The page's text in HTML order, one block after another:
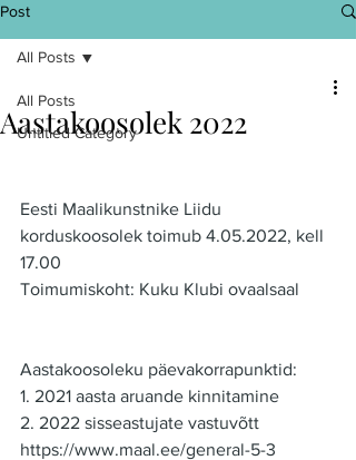
Post
All Posts
Untitled Category
All Posts
Aastakoosolek 2022
Eesti Maalikunstnike Liidu
korduskoosolek toimub 4.05.2022, kell
17.00
Toimumiskoht: Kuku Klubi ovaalsaal
Aastakoosoleku päevakorrapunktid:
1. 2021 aasta aruande kinnitamine
2. 2022 sisseastujate vastuvõtt
https://www.maal.ee/general-5-3